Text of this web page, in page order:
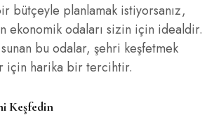
bütçeyle planlamak istiyorsanız,
ekonomik odaları sizin için idealdir.
bu odalar, şehri keşfetmek
için harika bir tercihtir.
Keşfedin